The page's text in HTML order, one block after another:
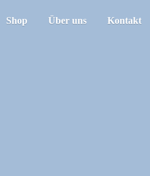
Shop Über uns Kontakt